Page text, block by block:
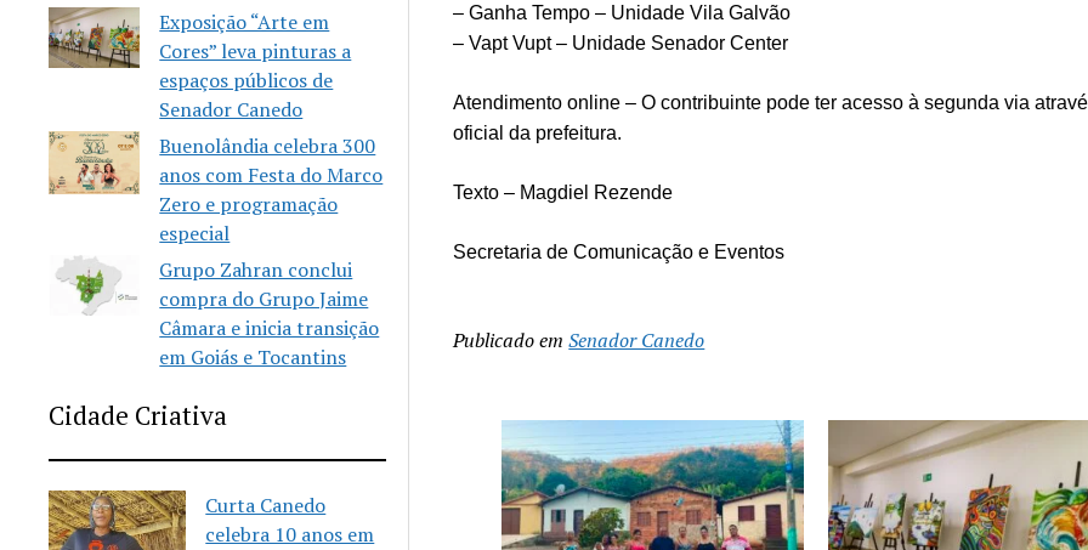
Exposição “Arte em
Cores” leva pinturas a
espaços públicos de
Senador Canedo
Buenolândia celebra 300
anos com Festa do Marco
Zero e programação
especial
Grupo Zahran conclui
compra do Grupo Jaime
Câmara e inicia transição
em Goiás e Tocantins
Cidade Criativa
Curta Canedo
celebra 10 anos em
– Ganha Tempo – Unidade Vila Galvão
– Vapt Vupt – Unidade Senador Center
Atendimento online – O contribuinte pode ter acesso à segunda via
oficial da prefeitura.
Texto – Magdiel Rezende
Secretaria de Comunicação e Eventos
Publicado em Senador Canedo